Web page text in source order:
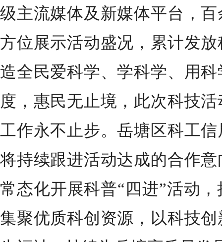
级主流媒体及新媒体平台，
方位展示活动盛况，累计发
造全民爱科学、学科学、用
度，惠民无止境，此次科技
工作永不止步。岳塘区科工
将持续跟进活动达成的合作
常态化开展科普“四进”活动
集聚优质科创资源，以科技